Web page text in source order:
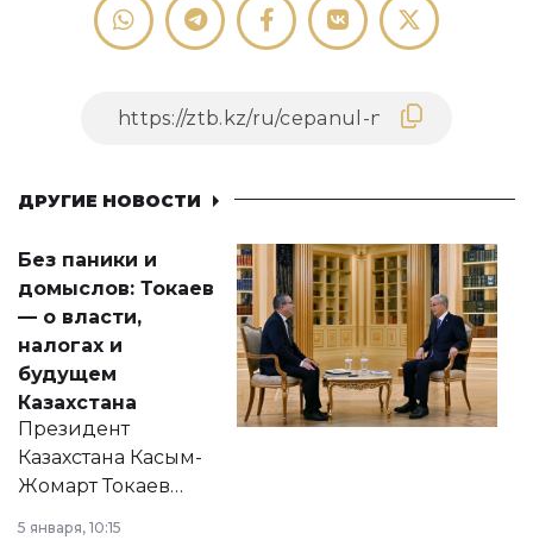
ДРУГИЕ НОВОСТИ
Без паники и
домыслов: Токаев
— о власти,
налогах и
будущем
Казахстана
Президент
Казахстана Касым-
Жомарт Токаев
5 января, 10:15